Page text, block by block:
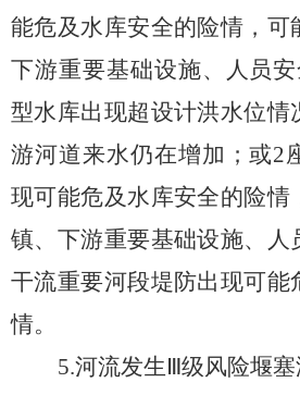
能危及水库安全的险情，可
下游重要基础设施、人员
型水库出现超设计洪水位情
游河道来水仍在增加；或2
现可能危及水库安全的险情
镇、下游重要基础设施、人
干流重要河段堤防出现可能
情。
5.河流发生 级风险堰塞